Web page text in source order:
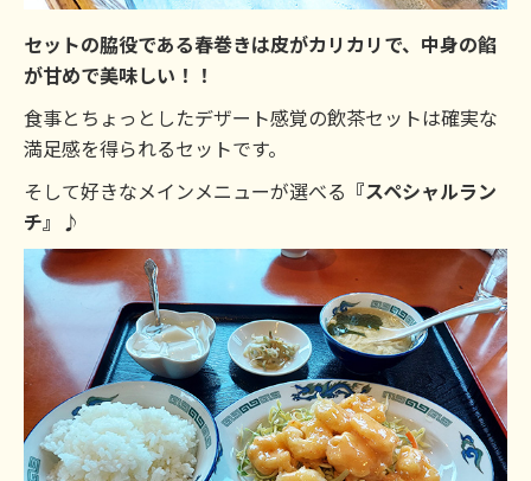
セットの脇役である春巻きは皮がカリカリで、中身の餡
が甘めで美味しい！！
食事とちょっとしたデザート感覚の飲茶セットは確実な
満足感を得られるセットです。
そして好きなメインメニューが選べる 『スペシャルラン
チ』 ♪